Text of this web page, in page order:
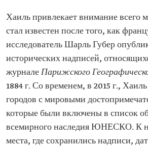
Хаиль привлекает внимание всего
стал известен после того, как
исследователь Шарль Губер
исторических надписей,
журналеПарижского
1884 г. Со временем, в 2015 г.,
городов с мировыми
которые были включены в список
всемирного наследия ЮНЕСКО. К
места, где сохранились надписи,